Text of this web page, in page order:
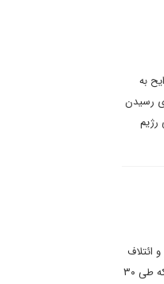
به
رسیدن
رژیم
ائتلاف
حاکم تندرو، اکنون صهیونیست‌ها وارد بحران بی سابقه و به اذعان بسیاری از ناظران «بی‌بازگشت» شده اند. چون آنچه که طی ۳۰